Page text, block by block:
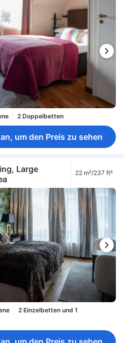
2 Doppelbetten
um den Preis zu sehen
Large
22 m²/237 ft²
2 Einzelbetten und 1